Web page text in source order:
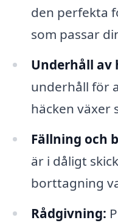
den perfekta
som passar
Underhåll av
underhåll för
häcken växer
Fällning och
är i dåligt
borttagning
Rådgivning: